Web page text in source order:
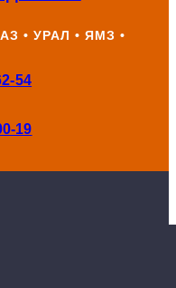
• УРАЛ • ЯМЗ •
54
19